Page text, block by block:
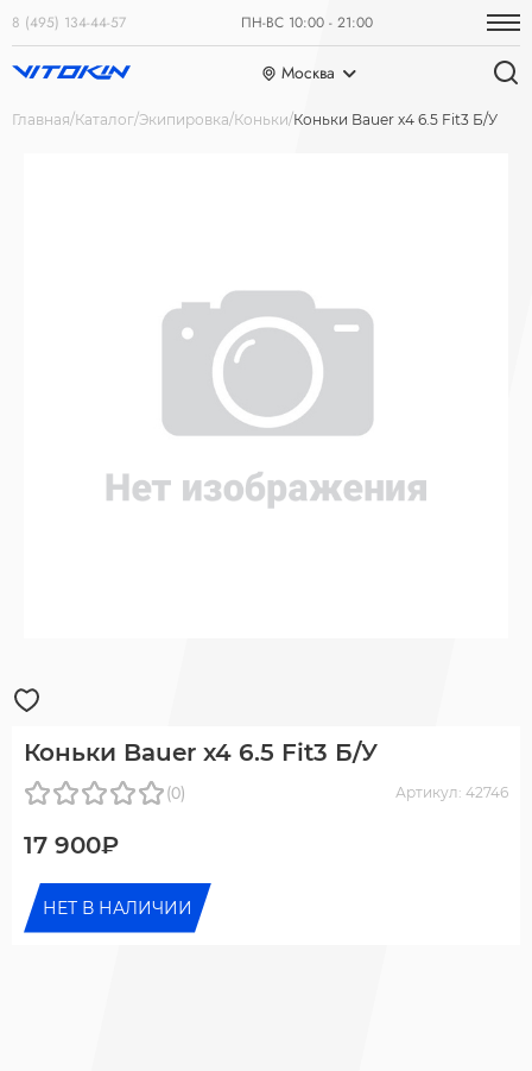
8 (495) 134-44-57 ПН-ВС 10:00 - 21:00
Москва
Главная Каталог Экипировка Коньки Коньки Bauer x4 6.5 Fit3 Б/У
Коньки Bauer x4 6.5 Fit3 Б/У
(0) Артикул: 42746
17 900₽
НЕТ В НАЛИЧИИ